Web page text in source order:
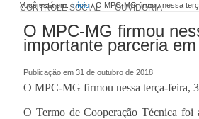
CONTROLE SOCIAL OUVIDORIA
Você está em:Início/ O MPC-MG firmou nessa
O MPC-MG firmou
importante parceria
Publicação em 31 de outubro de 2018
O MPC-MG firmou nessa terça-feira,
O Termo de Cooperação Técnica foi